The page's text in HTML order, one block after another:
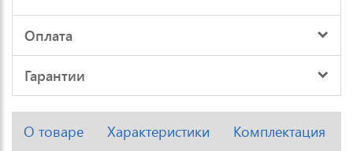
Оплата
Гарантии
О товаре Характеристики Комплектация